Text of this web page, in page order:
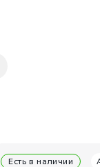
Есть в наличии